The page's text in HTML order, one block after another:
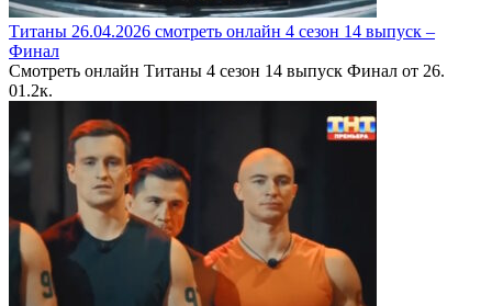
Титаны 26.04.2026 смотреть онлайн 4 сезон 14 выпуск –
Финал
Смотреть онлайн Титаны 4 сезон 14 выпуск Финал от 26.
01.2к.